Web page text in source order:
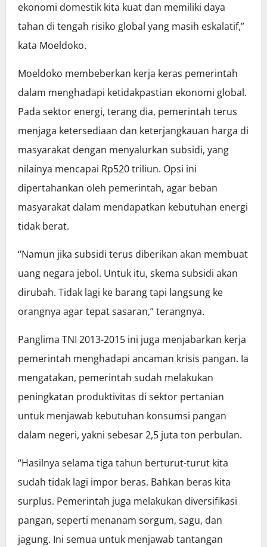
ekonomi domestik kita kuat dan memiliki daya
tahan di tengah risiko global yang masih eskalatif,”
kata Moeldoko.
Moeldoko membeberkan kerja keras pemerintah
dalam menghadapi ketidakpastian ekonomi global.
Pada sektor energi, terang dia, pemerintah terus
menjaga ketersediaan dan keterjangkauan harga di
masyarakat dengan menyalurkan subsidi, yang
nilainya mencapai Rp520 triliun. Opsi ini
dipertahankan oleh pemerintah, agar beban
masyarakat dalam mendapatkan kebutuhan energi
tidak berat.
“Namun jika subsidi terus diberikan akan membuat
uang negara jebol. Untuk itu, skema subsidi akan
dirubah. Tidak lagi ke barang tapi langsung ke
orangnya agar tepat sasaran,” terangnya.
Panglima TNI 2013-2015 ini juga menjabarkan kerja
pemerintah menghadapi ancaman krisis pangan. Ia
mengatakan, pemerintah sudah melakukan
peningkatan produktivitas di sektor pertanian
untuk menjawab kebutuhan konsumsi pangan
dalam negeri, yakni sebesar 2,5 juta ton perbulan.
“Hasilnya selama tiga tahun berturut-turut kita
sudah tidak lagi impor beras. Bahkan beras kita
surplus. Pemerintah juga melakukan diversifikasi
pangan, seperti menanam sorgum, sagu, dan
jagung. Ini semua untuk menjawab tantangan